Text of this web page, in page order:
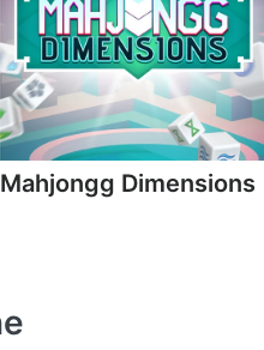
Mahjongg Dimensions